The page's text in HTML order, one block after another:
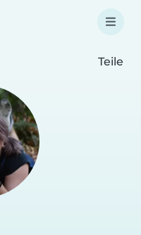
Teile